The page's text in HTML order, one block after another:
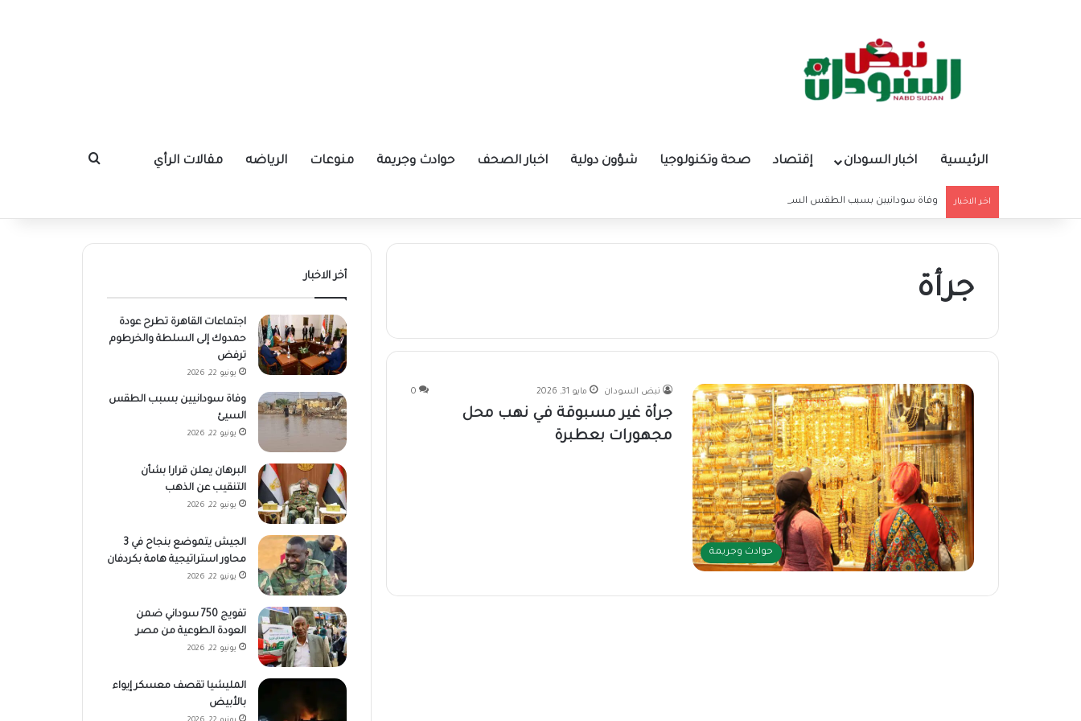
الرئيسية اخبار السودان إقتصاد صحة وتكنولوجيا شؤون دولية اخبار الصحف حوادث وجريمة منوعات الرياضه مقالات الرأي بحث عن
اخر الاخبار وفاة سودانيين بسبب الطقس السيئ
جرأة
حوادث وجريمة
نبض السودان مايو 31, 2026 0
جرأة غير مسبوقة في نهب محل
مجهورات بعطبرة
أخر الاخبار
اجتماعات القاهرة تطرح عودة
حمدوك إلى السلطة والخرطوم
ترفض
يونيو 22, 2026
وفاة سودانيين بسبب الطقس
السيئ
يونيو 22, 2026
البرهان يعلن قرارا بشأن
التنقيب عن الذهب
يونيو 22, 2026
الجيش يتموضع بنجاح في 3
محاور استراتيجية هامة بكردفان
يونيو 22, 2026
تفويج 750 سوداني ضمن
العودة الطوعية من مصر
يونيو 22, 2026
المليشيا تقصف معسكر إيواء
بالأبيض